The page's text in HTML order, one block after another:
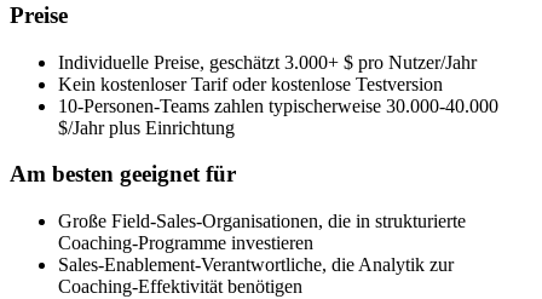
Preise
Individuelle Preise, geschätzt 3.000+ $ pro Nutzer/Jahr
Kein kostenloser Tarif oder kostenlose Testversion
10-Personen-Teams zahlen typischerweise 30.000-40.000
$/Jahr plus Einrichtung
Am besten geeignet für
Große Field-Sales-Organisationen, die in strukturierte
Coaching-Programme investieren
Sales-Enablement-Verantwortliche, die Analytik zur
Coaching-Effektivität benötigen